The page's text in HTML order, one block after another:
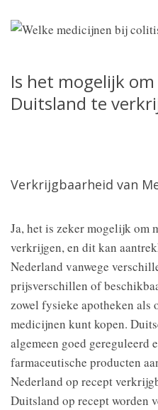
Is het mogelijk
Duitsland te
Verkrijgbaarheid van
Ja, het is zeker mogelijk om
verkrijgen, en dit kan
Nederland vanwege
prijsverschillen of
zowel fysieke apotheken als
medicijnen kunt kopen.
algemeen goed gereguleerd
farmaceutische producten
Nederland op recept
Duitsland op recept worden